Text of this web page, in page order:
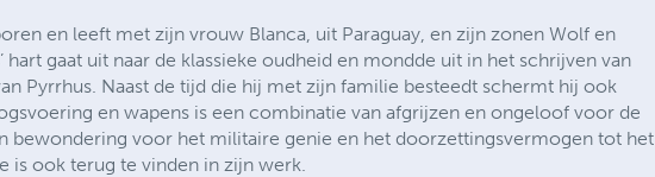
en leeft met zijn vrouw Blanca, uit Paraguay, en zijn zonen Wolf en
hart gaat uit naar de klassieke oudheid en mondde uit in het schrijven van
Pyrrhus. Naast de tijd die hij met zijn familie besteedt schermt hij ook
en wapens is een combinatie van afgrijzen en ongeloof voor de
bewondering voor het militaire genie en het doorzettingsvermogen tot het
is ook terug te vinden in zijn werk.